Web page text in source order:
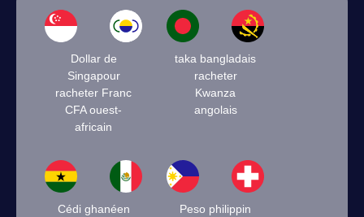
Dollar de
Singapour
racheter Franc
CFA ouest-
africain
taka bangladais
racheter
Kwanza
angolais
Cédi ghanéen
Peso philippin